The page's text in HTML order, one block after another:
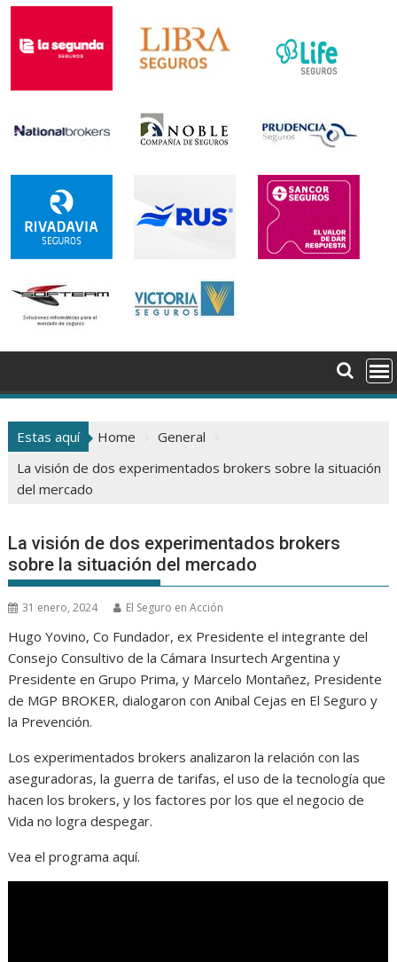
Estas aquí Home
General
La visión de dos experimentados brokers sobre la situación
del mercado
La visión de dos experimentados brokers
sobre la situación del mercado
31 enero, 2024 El Seguro en Acción
Hugo Yovino, Co Fundador, ex Presidente el integrante del
Consejo Consultivo de la Cámara Insurtech Argentina y
Presidente en Grupo Prima, y Marcelo Montañez, Presidente
de MGP BROKER, dialogaron con Anibal Cejas en El Seguro y
la Prevención.
Los experimentados brokers analizaron la relación con las
aseguradoras, la guerra de tarifas, el uso de la tecnología que
hacen los brokers, y los factores por los que el negocio de
Vida no logra despegar.
Vea el programa aquí.